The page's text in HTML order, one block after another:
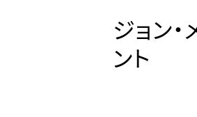
ジョン
ント